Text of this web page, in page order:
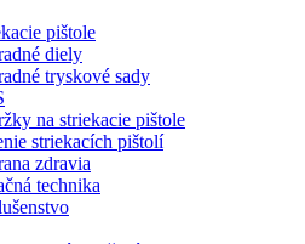
pištole
diely
tryskové sady
na striekacie pištole
striekacích pištolí
zdravia
technika